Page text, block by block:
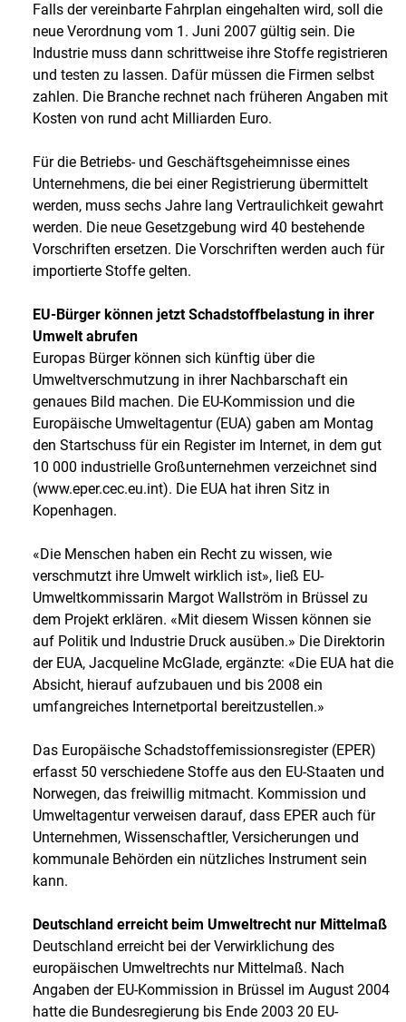
Falls der vereinbarte Fahrplan eingehalten wird, soll die
neue Verordnung vom 1. Juni 2007 gültig sein. Die
Industrie muss dann schrittweise ihre Stoffe registrieren
und testen zu lassen. Dafür müssen die Firmen selbst
zahlen. Die Branche rechnet nach früheren Angaben mit
Kosten von rund acht Milliarden Euro.
Für die Betriebs- und Geschäftsgeheimnisse eines
Unternehmens, die bei einer Registrierung übermittelt
werden, muss sechs Jahre lang Vertraulichkeit gewahrt
werden. Die neue Gesetzgebung wird 40 bestehende
Vorschriften ersetzen. Die Vorschriften werden auch für
importierte Stoffe gelten.
EU-Bürger können jetzt Schadstoffbelastung in ihrer
Umwelt abrufen
Europas Bürger können sich künftig über die
Umweltverschmutzung in ihrer Nachbarschaft ein
genaues Bild machen. Die EU-Kommission und die
Europäische Umweltagentur (EUA) gaben am Montag
den Startschuss für ein Register im Internet, in dem gut
10 000 industrielle Großunternehmen verzeichnet sind
(www.eper.cec.eu.int). Die EUA hat ihren Sitz in
Kopenhagen.
«Die Menschen haben ein Recht zu wissen, wie
verschmutzt ihre Umwelt wirklich ist», ließ EU-
Umweltkommissarin Margot Wallström in Brüssel zu
dem Projekt erklären. «Mit diesem Wissen können sie
auf Politik und Industrie Druck ausüben.» Die Direktorin
der EUA, Jacqueline McGlade, ergänzte: «Die EUA hat die
Absicht, hierauf aufzubauen und bis 2008 ein
umfangreiches Internetportal bereitzustellen.»
Das Europäische Schadstoffemissionsregister (EPER)
erfasst 50 verschiedene Stoffe aus den EU-Staaten und
Norwegen, das freiwillig mitmacht. Kommission und
Umweltagentur verweisen darauf, dass EPER auch für
Unternehmen, Wissenschaftler, Versicherungen und
kommunale Behörden ein nützliches Instrument sein
kann.
Deutschland erreicht beim Umweltrecht nur Mittelmaß
Deutschland erreicht bei der Verwirklichung des
europäischen Umweltrechts nur Mittelmaß. Nach
Angaben der EU-Kommission in Brüssel im August 2004
hatte die Bundesregierung bis Ende 2003 20 EU-